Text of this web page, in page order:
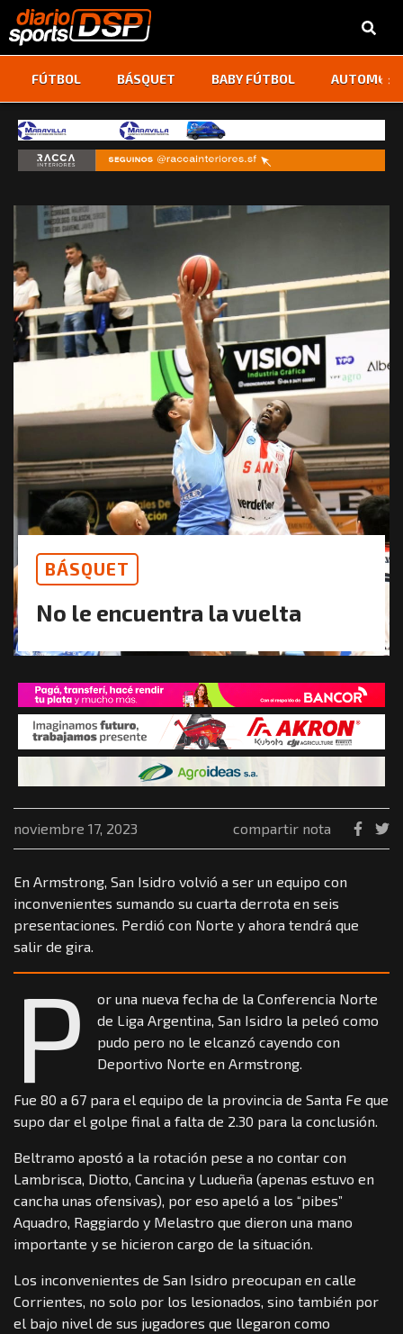
FÚTBOL BÁSQUET BABY FÚTBOL ‹ ›
BÁSQUET
No le encuentra la vuelta
noviembre 17, 2023 compartir nota
En Armstrong, San Isidro volvió a ser un equipo con
inconvenientes sumando su cuarta derrota en seis
presentaciones. Perdió con Norte y ahora tendrá que
salir de gira.
P
or una nueva fecha de la Conferencia Norte
de Liga Argentina, San Isidro la peleó como
pudo pero no le elcanzó cayendo con
Deportivo Norte en Armstrong.
Fue 80 a 67 para el equipo de la provincia de Santa Fe que
supo dar el golpe final a falta de 2.30 para la conclusión.
Beltramo apostó a la rotación pese a no contar con
Lambrisca, Diotto, Cancina y Ludueña (apenas estuvo en
cancha unas ofensivas), por eso apeló a los “pibes”
Aquadro, Raggiardo y Melastro que dieron una mano
importante y se hicieron cargo de la situación.
Los inconvenientes de San Isidro preocupan en calle
Corrientes, no solo por los lesionados, sino también por
el bajo nivel de sus jugadores que llegaron como